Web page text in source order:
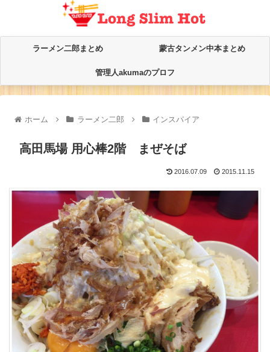
ラーメン二郎まとめ 蒙古タンメン中本まとめ
管理人akumaのプロフ
ホーム ラーメン二郎 インスパイア
高田馬場 用心棒2階 まぜそば
2016.07.09 2015.11.15